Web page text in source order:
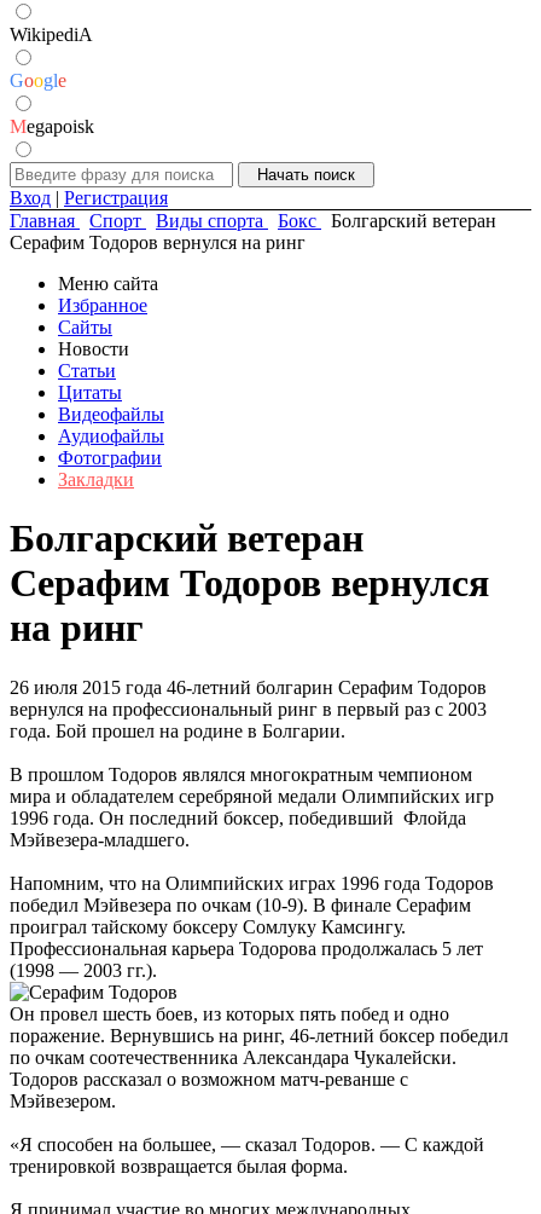
WikipediA
Google
Megapoisk
Вход | Регистрация
Главная
Спорт Виды спорта Бокс
Болгарский ветеран
Серафим Тодоров вернулся на ринг
Меню сайта
Избранное
Сайты
Новости
Статьи
Цитаты
Видеофайлы
Аудиофайлы
Фотографии
Закладки
Болгарский ветеран
Серафим Тодоров вернулся
на ринг
26 июля 2015 года 46-летний болгарин Серафим Тодоров
вернулся на профессиональный ринг в первый раз с 2003
года. Бой прошел на родине в Болгарии.
В прошлом Тодоров являлся многократным чемпионом
мира и обладателем серебряной медали Олимпийских игр
1996 года. Он последний боксер, победивший Флойда
Мэйвезера-младшего.
Напомним, что на Олимпийских играх 1996 года Тодоров
победил Мэйвезера по очкам (10-9). В финале Серафим
проиграл тайскому боксеру Сомлуку Камсингу.
Профессиональная карьера Тодорова продолжалась 5 лет
(1998 — 2003 гг.).
Он провел шесть боев, из которых пять побед и одно
поражение. Вернувшись на ринг, 46-летний боксер победил
по очкам соотечественника Александара Чукалейски.
Тодоров рассказал о возможном матч-реванше с
Мэйвезером.
«Я способен на большее, — сказал Тодоров. — С каждой
тренировкой возвращается былая форма.
Я принимал участие во многих международных